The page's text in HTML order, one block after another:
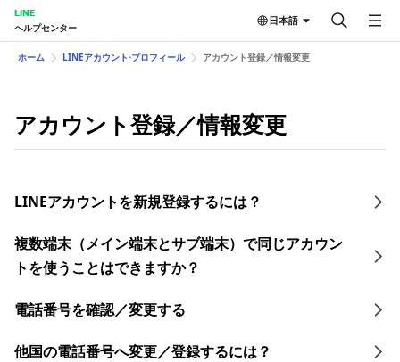
LINE
ヘルプセンター
日本語
ホーム LINEアカウント⋅プロフィール アカウント登録／情報変更
アカウント登録／情報変更
LINEアカウントを新規登録するには？
複数端末（メイン端末とサブ端末）で同じアカウン
トを使うことはできますか？
電話番号を確認／変更する
他国の電話番号へ変更／登録するには？